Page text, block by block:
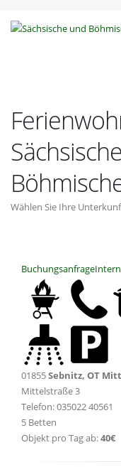
Wählen Sie Ihre
Buchungsanfrage
01855Sebnitz, OT
Mittelstraße 3
Telefon: 035022 40561
5 Betten
Objekt pro Tag ab:40€